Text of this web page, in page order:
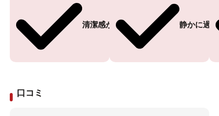
清潔感がある 静かに過
口コミ